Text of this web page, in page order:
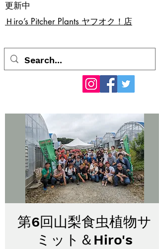
​Ｈiro’s Pitcher Plants ヤフオク！店
更新中
第6回山梨食虫植物サ
ミット＆Hiro's